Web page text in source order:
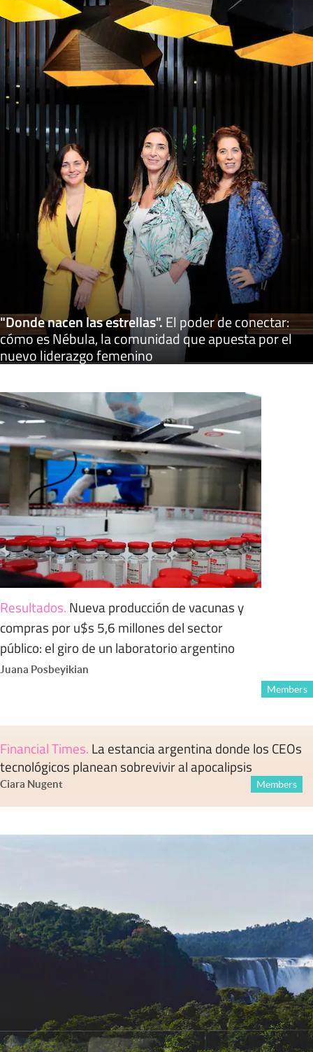
"Donde nacen las estrellas".El poder de conectar:
cómo es Nébula, la comunidad que apuesta por el
nuevo liderazgo femenino
Resultados. Nueva producción de vacunas y
compras por u$s 5,6 millones del sector
público: el giro de un laboratorio argentino
Juana Posbeyikian
Members
Financial Times. La estancia argentina donde los CEOs
tecnológicos planean sobrevivir al apocalipsis
Ciara Nugent Members